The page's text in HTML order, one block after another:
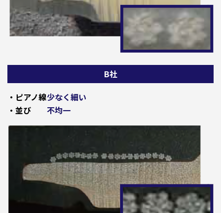
B社
・ピアノ線少なく細い
・並び
不均一